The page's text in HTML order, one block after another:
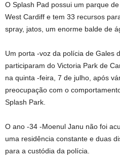
O Splash Pad possui um parque
West Cardiff e tem 33 recursos
spray, jatos, um enorme balde de
Um porta -voz da polícia de Gales
participaram do Victoria Park de
na quinta -feira, 7 de julho, após
preocupação com o
Splash Park.
O ano -34 -Moenul Janu não foi
uma residência constante e duas
para a custódia da polícia.